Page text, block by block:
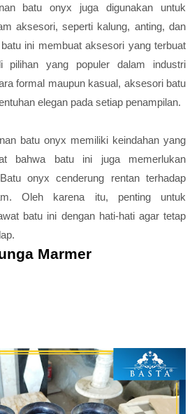
batu onyx juga digunakan untuk
aksesori, seperti kalung, anting, dan
ini membuat aksesori yang terbuat
pilihan yang populer dalam industri
formal maupun kasual, aksesori batu
elegan pada setiap penampilan.
batu onyx memiliki keindahan yang
bahwa batu ini juga memerlukan
onyx cenderung rentan terhadap
Oleh karena itu, penting untuk
batu ini dengan hati-hati agar tetap
Marmer